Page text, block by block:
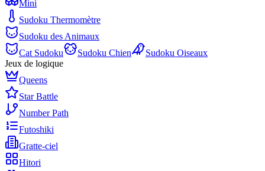
Mini
Sudoku Thermomètre
Sudoku des Animaux
Cat Sudoku
Sudoku Chien
Sudoku Oiseaux
Jeux de logique
Queens
Star Battle
Number Path
Futoshiki
Gratte-ciel
Hitori